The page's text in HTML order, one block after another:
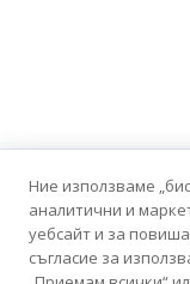
Ние използваме
аналитични и
уебсайт и за
съгласие за